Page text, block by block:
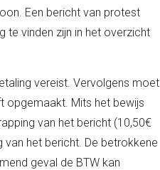
Een bericht van protest
te vinden zijn in het overzicht
vereist. Vervolgens moet
opgemaakt. Mits het bewijs
van het bericht (10,50€
het bericht. De betrokkene
geval de BTW kan